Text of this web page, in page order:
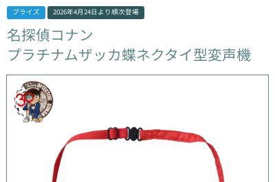
プライズ 2026年4月24日 より順次登場
名探偵コナン
プラチナムザッカ蝶ネクタイ型変声機